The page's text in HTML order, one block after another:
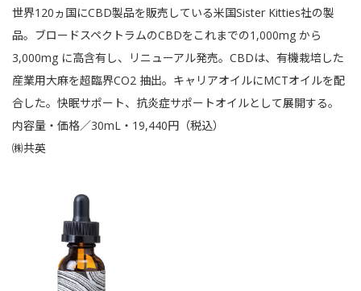
世界120ヵ国にCBD製品を販売している米国Sister Kitties社の製
品。ブロードスペクトラムのCBDをこれまでの1,000mg から
3,000mg に高含有し、リニューアル発売。CBDは、有機栽培した
産業用大麻を超臨界CO2 抽出。キャリアオイルにMCTオイルを配
合した。快眠サポート、抗炎症サポートオイルとして展開する。
内容量・価格／30mL・19,440円（税込）
㈱共英